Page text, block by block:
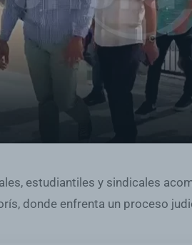
estudiantiles y sindicales
donde enfrenta un proceso